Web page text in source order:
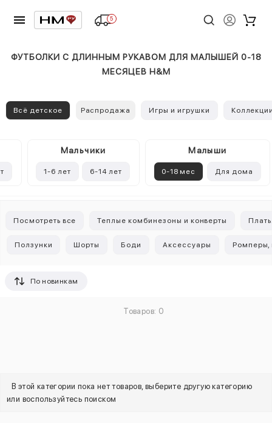
5
ФУТБОЛКИ С ДЛИННЫМ РУКАВОМ ДЛЯ МАЛЫШЕЙ 0-18
МЕСЯЦЕВ H&M
Всё детское Распродажа Игры и игрушки
Mальчики
1-6 лет 6-14 лет
Малыши
0-18 мес Для дома
Посмотреть все Теплые комбинезоны и конверты
Ползунки Шорты Боди Аксессуары
По новинкам
Товаров: 0
В этой категории пока нет товаров, выберите другую категорию
или воспользуйтесь поиском